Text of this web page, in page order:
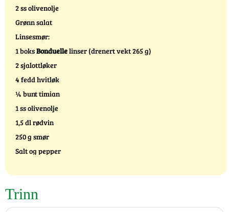
2 ss olivenolje
Grønn salat
Linsesmør:
1 boksBonduellelinser (drenert vekt 265 g)
2 sjalottløker
4 fedd hvitløk
¼ bunt timian
1 ss olivenolje
1,5 dl rødvin
250 g smør
Salt og pepper
Trinn